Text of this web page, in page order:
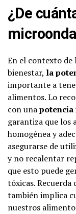
¿De
En el contexto de
bienestar, la
importante a
alimentos. Lo
con unapotencia
garantiza que los
homogénea y
asegurarse de
y no recalentar
que esto puede
tóxicas.
también implica
nuestros